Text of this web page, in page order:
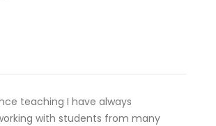
teaching I have always
with students from many